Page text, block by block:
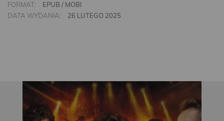
FORMAT:
EPUB / MOBI
DATA WYDANIA:
26 LUTEGO 2025